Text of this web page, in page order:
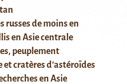
russes de moins en
en Asie centrale
peuplement
cratères d’astéroïdes
en Asie